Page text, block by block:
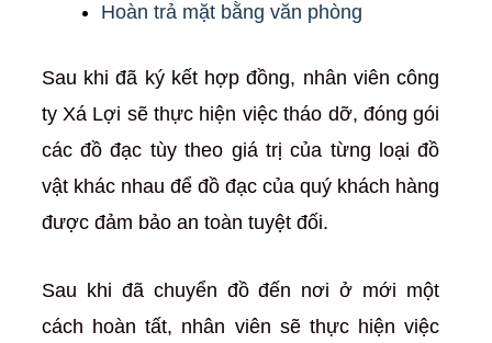
Hoàn trả mặt bằng văn phòng
Sau khi đã ký kết hợp đồng, nhân viên công
ty Xá Lợi sẽ thực hiện việc tháo dỡ, đóng gói
các đồ đạc tùy theo giá trị của từng loại đồ
vật khác nhau để đồ đạc của quý khách hàng
được đảm bảo an toàn tuyệt đối.
Sau khi đã chuyển đồ đến nơi ở mới một
cách hoàn tất, nhân viên sẽ thực hiện việc